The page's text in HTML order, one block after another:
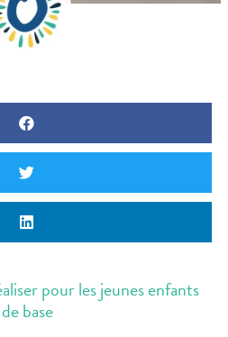
pour les jeunes enfants
base